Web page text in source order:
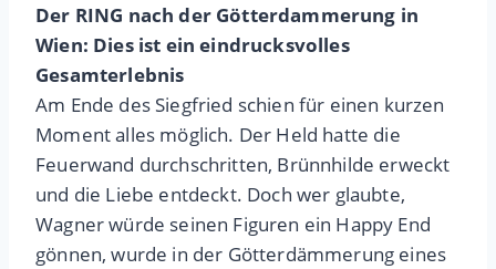
Der RING nach der Götterdammerung in
Wien: Dies ist ein eindrucksvolles
Gesamterlebnis
Am Ende des Siegfried schien für einen kurzen
Moment alles möglich. Der Held hatte die
Feuerwand durchschritten, Brünnhilde erweckt
und die Liebe entdeckt. Doch wer glaubte,
Wagner würde seinen Figuren ein Happy End
gönnen, wurde in der Götterdämmerung eines